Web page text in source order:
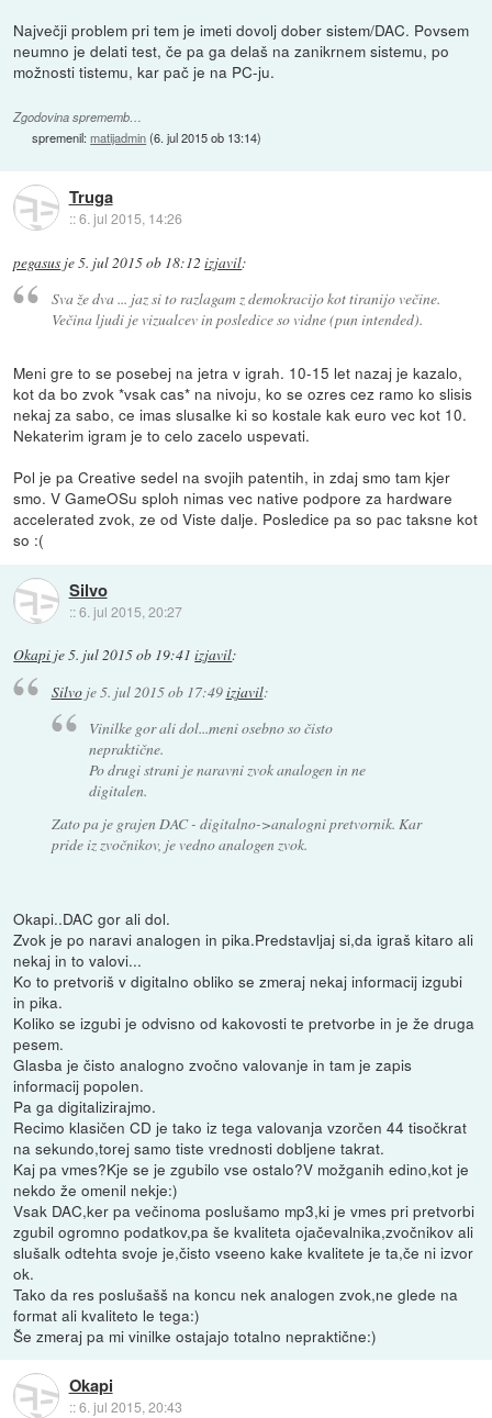
Največji problem pri tem je imeti dovolj dober sistem/DAC. Povsem
neumno je delati test, če pa ga delaš na zanikrnem sistemu, po
možnosti tistemu, kar pač je na PC-ju.
Zgodovina sprememb…
spremenil:matijadmin(6. jul 2015 ob 13:14)
Truga
::6. jul 2015, 14:26
pegasus je5. jul 2015 ob 18:12 izjavil:
Sva že dva ... jaz si to razlagam z demokracijo kot tiranijo večine.
Večina ljudi je vizualcev in posledice so vidne (pun intended).
Meni gre to se posebej na jetra v igrah. 10-15 let nazaj je kazalo,
kot da bo zvok *vsak cas* na nivoju, ko se ozres cez ramo ko slisis
nekaj za sabo, ce imas slusalke ki so kostale kak euro vec kot 10.
Nekaterim igram je to celo zacelo uspevati.
Pol je pa Creative sedel na svojih patentih, in zdaj smo tam kjer
smo. V GameOSu sploh nimas vec native podpore za hardware
accelerated zvok, ze od Viste dalje. Posledice pa so pac taksne kot
so :(
Silvo
::6. jul 2015, 20:27
Okapi je5. jul 2015 ob 19:41 izjavil:
Silvoje5. jul 2015 ob 17:49izjavil:
Vinilke gor ali dol...meni osebno so čisto
nepraktične.
Po drugi strani je naravni zvok analogen in ne
digitalen.
Zato pa je grajen DAC - digitalno->analogni pretvornik. Kar
pride iz zvočnikov, je vedno analogen zvok.
Okapi..DAC gor ali dol.
Zvok je po naravi analogen in pika.Predstavljaj si,da igraš kitaro ali
nekaj in to valovi...
Ko to pretvoriš v digitalno obliko se zmeraj nekaj informacij izgubi
in pika.
Koliko se izgubi je odvisno od kakovosti te pretvorbe in je že druga
pesem.
Glasba je čisto analogno zvočno valovanje in tam je zapis
informacij popolen.
Pa ga digitalizirajmo.
Recimo klasičen CD je tako iz tega valovanja vzorčen 44 tisočkrat
na sekundo,torej samo tiste vrednosti dobljene takrat.
Kaj pa vmes?Kje se je zgubilo vse ostalo?V možganih edino,kot je
nekdo že omenil nekje:)
Vsak DAC,ker pa večinoma poslušamo mp3,ki je vmes pri pretvorbi
zgubil ogromno podatkov,pa še kvaliteta ojačevalnika,zvočnikov ali
slušalk odtehta svoje je,čisto vseeno kake kvalitete je ta,če ni izvor
ok.
Tako da res poslušašš na koncu nek analogen zvok,ne glede na
format ali kvaliteto le tega:)
Še zmeraj pa mi vinilke ostajajo totalno nepraktične:)
Okapi
::6. jul 2015, 20:43